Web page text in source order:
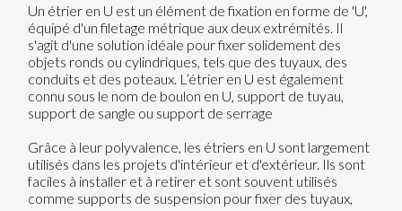
Un étrier en U est un élément de fixation en forme de 'U',
équipé d'un filetage métrique aux deux extrémités. Il
s'agit d'une solution idéale pour fixer solidement des
objets ronds ou cylindriques, tels que des tuyaux, des
conduits et des poteaux. L’étrier en U est également
connu sous le nom de boulon en U, support de tuyau,
support de sangle ou support de serrage
Grâce à leur polyvalence, les étriers en U sont largement
utilisés dans les projets d'intérieur et d'extérieur. Ils sont
faciles à installer et à retirer et sont souvent utilisés
comme supports de suspension pour fixer des tuyaux,